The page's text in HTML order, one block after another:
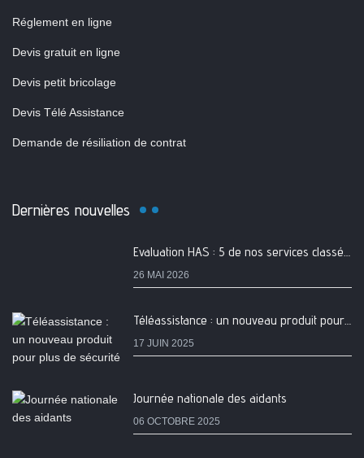
Réglement en ligne
Devis gratuit en ligne
Devis petit bricolage
Devis Télé Assistance
Demande de résiliation de contrat
Dernières nouvelles
Evaluation HAS : 5 de nos services classés A
26 MAI 2026
Téléassistance : un nouveau produit pour plus de sécurité
17 JUIN 2025
Journée nationale des aidants
06 OCTOBRE 2025